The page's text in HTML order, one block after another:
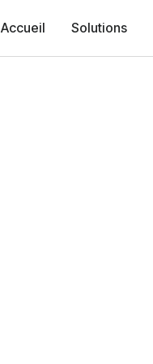
Accueil Solutions